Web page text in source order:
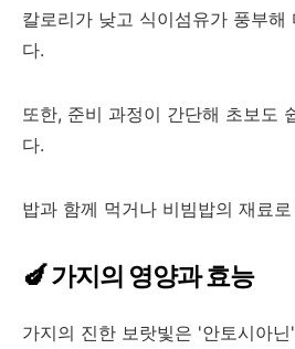
칼로리가 낮고 식이섬유가 풍부해
다.
또한, 준비 과정이 간단해 초보도
다.
밥과 함께 먹거나 비빔밥의 재료
🍆 가지의 영양과 효능
가지의 진한 보랏빛은 '안토시아